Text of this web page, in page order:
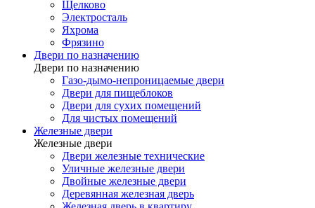
Щелково
Электросталь
Яхрома
Фрязино
Двери по назначению
Двери по назначению
Газо-дымо-непроницаемые двери
Двери для пищеблоков
Двери для сухих помещений
Для чистых помещений
Железные двери
Железные двери
Двери железные технические
Уличные железные двери
Двойные железные двери
Деревянная железная дверь